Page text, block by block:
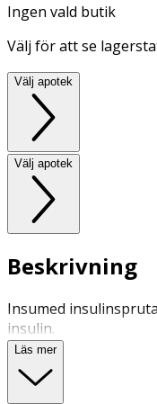
Ingen vald butik
Välj för att se
Välj apotek
Välj apotek
Beskrivning
Insumed
insulin.
Läs mer